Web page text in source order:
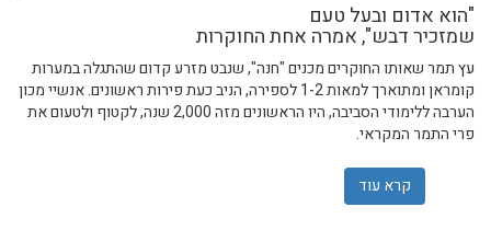
"הוא אדום ובעל טעם
שמזכיר דבש", אמרה אחת החוקרות
עץ תמר שאותו החוקרים מכנים "חנה", שנבט מזרע קדום שהתגלה במערות
קומראן ומתוארך למאות 1-2 לספירה, הניב כעת פירות ראשונים. אנשיי מכון
הערבה ללימודי הסביבה, היו הראשונים מזה 2,000 שנה, לקטוף ולטעום את
פרי התמר המקראי.
קרא עוד